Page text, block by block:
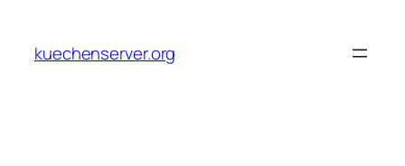
content
kuechenserver.org